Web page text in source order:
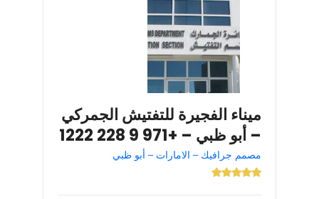
ميناء الفجيرة للتفتيش الجمركي
– أبو ظبي – +971 9 228 1222
مصمم جرافيك – الامارات – أبو ظبي